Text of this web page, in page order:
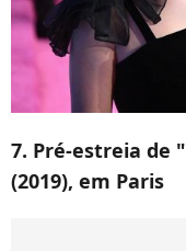
7. Pré-estreia de "
(2019), em Paris